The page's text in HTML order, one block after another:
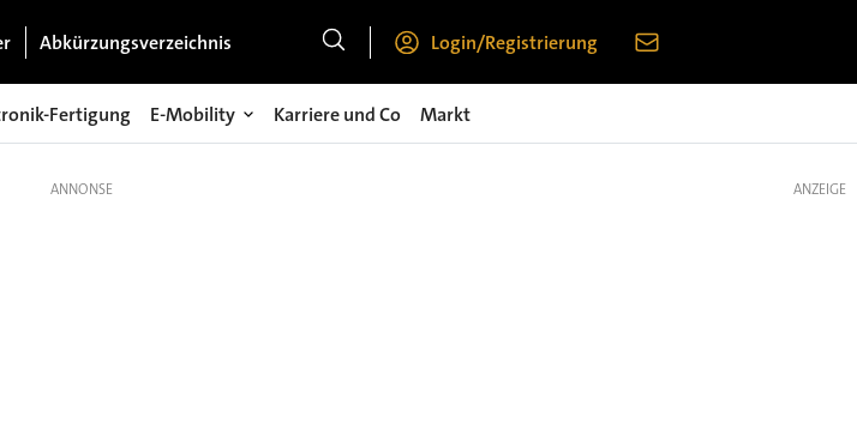
Abkürzungsverzeichnis Login/Registrierung
Fertigung E-Mobility Karriere und Co Markt
ANZEIGE